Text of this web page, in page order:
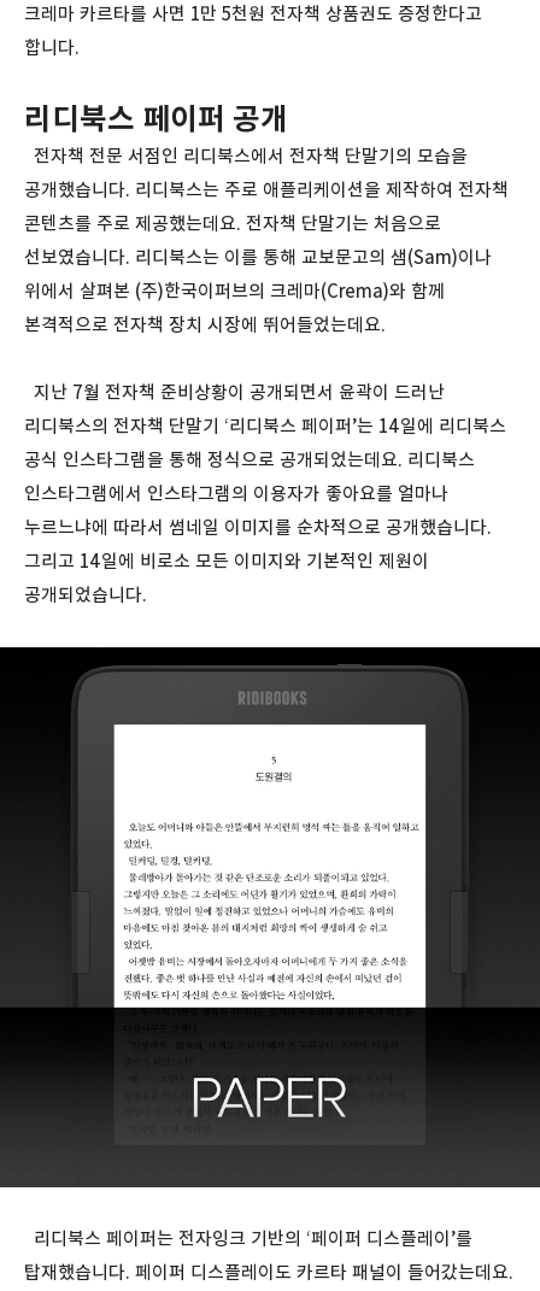
크레마 카르타를 사면 1만 5천원 전자책 상품권도 증정한다고
합니다.
리디북스 페이퍼 공개
전자책 전문 서점인 리디북스에서 전자책 단말기의 모습을
공개했습니다. 리디북스는 주로 애플리케이션을 제작하여 전자책
콘텐츠를 주로 제공했는데요. 전자책 단말기는 처음으로
선보였습니다. 리디북스는 이를 통해 교보문고의 샘(Sam)이나
위에서 살펴본 (주)한국이퍼브의 크레마(Crema)와 함께
본격적으로 전자책 장치 시장에 뛰어들었는데요.
지난 7월 전자책 준비상황이 공개되면서 윤곽이 드러난
리디북스의 전자책 단말기 ‘리디북스 페이퍼’는 14일에 리디북스
공식 인스타그램을 통해 정식으로 공개되었는데요. 리디북스
인스타그램에서 인스타그램의 이용자가 좋아요를 얼마나
누르느냐에 따라서 썸네일 이미지를 순차적으로 공개했습니다.
그리고 14일에 비로소 모든 이미지와 기본적인 제원이
공개되었습니다.
리디북스 페이퍼는 전자잉크 기반의 ‘페이퍼 디스플레이’를
탑재했습니다. 페이퍼 디스플레이도 카르타 패널이 들어갔는데요.